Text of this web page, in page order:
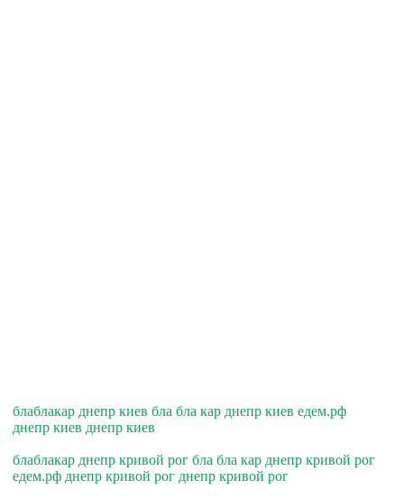
блаблакар днепр киев бла бла кар днепр киев едем.рф
днепр киев днепр киев
блаблакар днепр кривой рог бла бла кар днепр кривой рог
едем.рф днепр кривой рог днепр кривой рог